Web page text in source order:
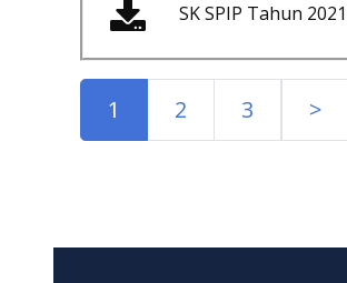
SK SPIP Tahun 2021
1 2 3 >